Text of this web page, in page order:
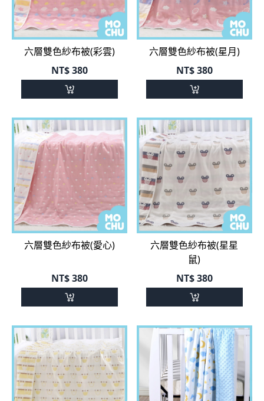
六層雙色紗布被(彩雲)
NT$380
六層雙色紗布被(星月)
NT$380
六層雙色紗布被(愛心)
NT$380
六層雙色紗布被(星星
鼠)
NT$380